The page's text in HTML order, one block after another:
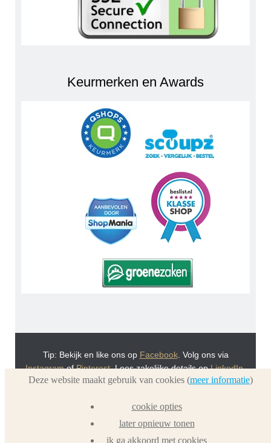
Keurmerken en Awards
Tip: Bekijk en like ons op Facebook. Volg ons via
InstagramofPinterest. Lees zakelijke details opLinkedIn.
Of bekijk Urnwebshop.nl instructie video's viaYou Tube.
Dierenurnwinkel.nlenGraflantaarn.nl
Deze website maakt gebruik van cookies (meer informatie)
cookie opties
later opnieuw tonen
ik ga akkoord met cookies